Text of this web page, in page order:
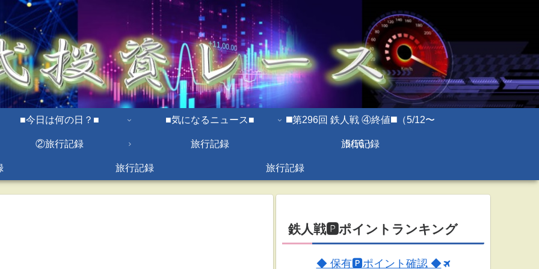
■今日は何の日？■ ■気になるニュース■ ◼️第296回 鉄人戦 ④終値◼️（5/12〜
5/16 ）
②旅行記録 旅行記録 旅行記録
旅行記録 旅行記録
鉄人戦🅿ポイントランキング
◆ 保有🅿ポイント確認 ◆